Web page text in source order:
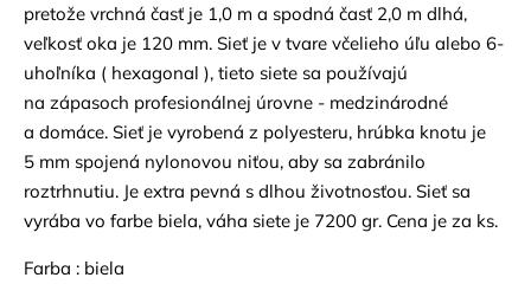
pretože vrchná časť je 1,0 m a spodná časť 2,0 m dlhá,
veľkosť oka je 120 mm. Sieť je v tvare včelieho úľu alebo 6-
uhoľníka ( hexagonal ), tieto siete sa používajú
na zápasoch profesionálnej úrovne - medzinárodné
a domáce. Sieť je vyrobená z polyesteru, hrúbka knotu je
5 mm spojená nylonovou niťou, aby sa zabránilo
roztrhnutiu. Je extra pevná s dlhou životnosťou. Sieť sa
vyrába vo farbe biela, váha siete je 7200 gr. Cena je za ks.
Farba : biela